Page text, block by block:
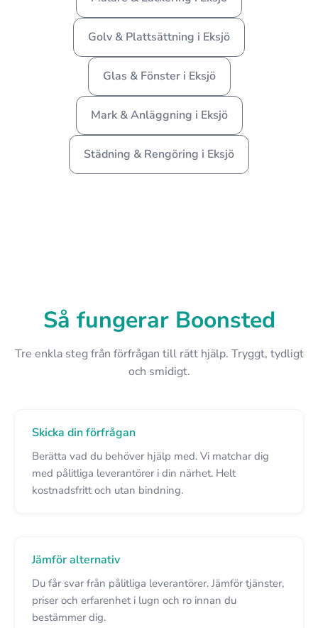
Golv & Plattsättning i Eksjö
Glas & Fönster i Eksjö
Mark & Anläggning i Eksjö
Städning & Rengöring i Eksjö
Så fungerar Boonsted
Tre enkla steg från förfrågan till rätt hjälp. Tryggt, tydligt
och smidigt.
Skicka din förfrågan
Berätta vad du behöver hjälp med. Vi matchar dig
med pålitliga leverantörer i din närhet. Helt
kostnadsfritt och utan bindning.
Jämför alternativ
Du får svar från pålitliga leverantörer. Jämför tjänster,
priser och erfarenhet i lugn och ro innan du
bestämmer dig.